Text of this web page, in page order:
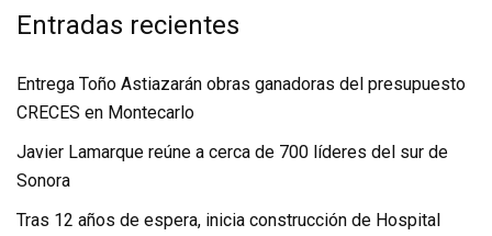
Entradas recientes
Entrega Toño Astiazarán obras ganadoras del presupuesto
CRECES en Montecarlo
Javier Lamarque reúne a cerca de 700 líderes del sur de
Sonora
Tras 12 años de espera, inicia construcción de Hospital